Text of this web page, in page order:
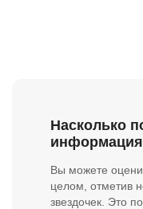
Насколько
Вы можете
целом, отметив
звездочек. Это